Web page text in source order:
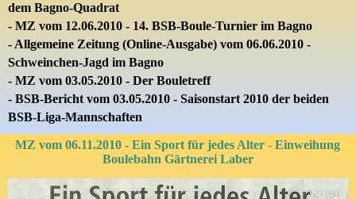
dem Bagno-Quadrat
- MZ vom 12.06.2010 - 14. BSB-Boule-Turnier im Bagno
- Allgemeine Zeitung (Online-Ausgabe) vom 06.06.2010 -
Schweinchen-Jagd im Bagno
- MZ vom 03.05.2010 - Der Bouletreff
- BSB-Bericht vom 03.05.2010 - Saisonstart 2010 der beiden
BSB-Liga-Mannschaften
MZ vom 06.11.2010 - Ein Sport für jedes Alter - Einweihung
Boulebahn Gärtnerei Laber